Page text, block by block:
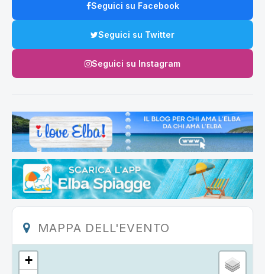
Seguici su Facebook
Seguici su Twitter
Seguici su Instagram
MAPPA DELL'EVENTO
+